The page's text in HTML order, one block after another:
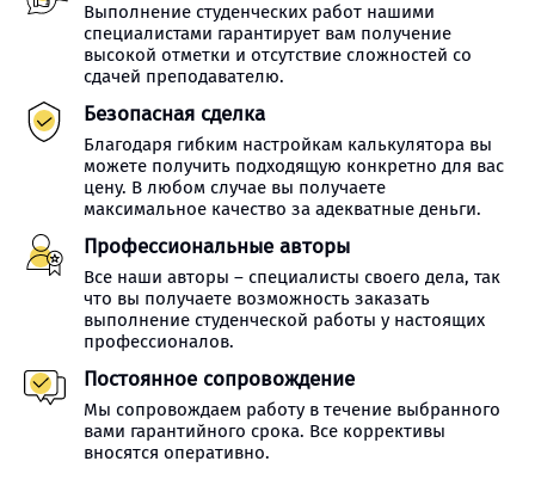
Выполнение студенческих работ нашими
специалистами гарантирует вам получение
высокой отметки и отсутствие сложностей со
сдачей преподавателю.
Безопасная сделка
Благодаря гибким настройкам калькулятора вы
можете получить подходящую конкретно для вас
цену. В любом случае вы получаете
максимальное качество за адекватные деньги.
Профессиональные авторы
Все наши авторы – специалисты своего дела, так
что вы получаете возможность заказать
выполнение студенческой работы у настоящих
профессионалов.
Постоянное сопровождение
Мы сопровождаем работу в течение выбранного
вами гарантийного срока. Все коррективы
вносятся оперативно.